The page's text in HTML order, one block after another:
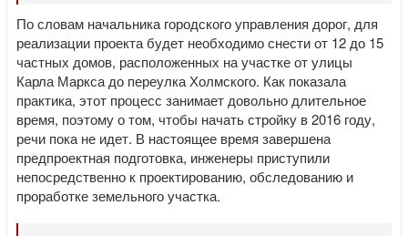
По словам начальника городского управления дорог, для
реализации проекта будет необходимо снести от 12 до 15
частных домов, расположенных на участке от улицы
Карла Маркса до переулка Холмского. Как показала
практика, этот процесс занимает довольно длительное
время, поэтому о том, чтобы начать стройку в 2016 году,
речи пока не идет. В настоящее время завершена
предпроектная подготовка, инженеры приступили
непосредственно к проектированию, обследованию и
проработке земельного участка.